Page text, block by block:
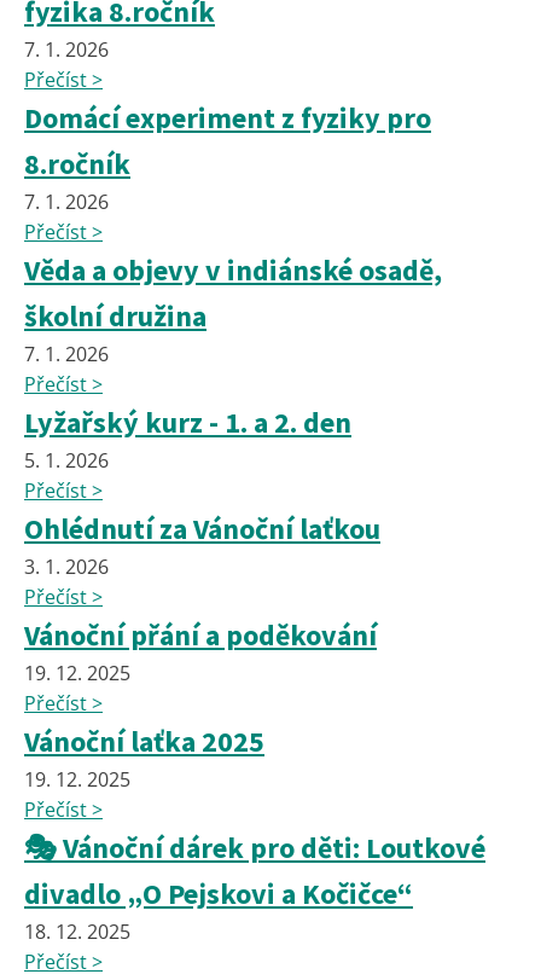
fyzika 8.ročník
7. 1. 2026
Přečíst >
Domácí experiment z fyziky pro
8.ročník
7. 1. 2026
Přečíst >
Věda a objevy v indiánské osadě,
školní družina
7. 1. 2026
Přečíst >
Lyžařský kurz - 1. a 2. den
5. 1. 2026
Přečíst >
Ohlédnutí za Vánoční laťkou
3. 1. 2026
Přečíst >
Vánoční přání a poděkování
19. 12. 2025
Přečíst >
Vánoční laťka 2025
19. 12. 2025
Přečíst >
🎭 Vánoční dárek pro děti: Loutkové
divadlo „O Pejskovi a Kočičce“
18. 12. 2025
Přečíst >